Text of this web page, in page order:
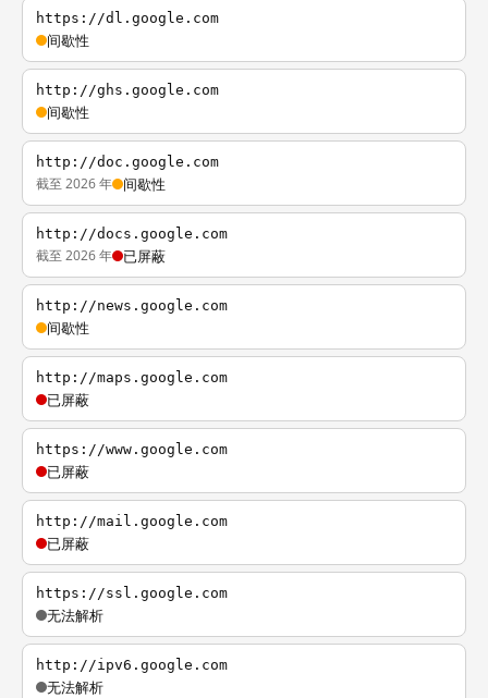
https://dl.google.com
间歇性
http://ghs.google.com
间歇性
http://doc.google.com
截至 2026 年 间歇性
http://docs.google.com
截至 2026 年 已屏蔽
http://news.google.com
间歇性
http://maps.google.com
已屏蔽
https://www.google.com
已屏蔽
http://mail.google.com
已屏蔽
https://ssl.google.com
无法解析
http://ipv6.google.com
无法解析